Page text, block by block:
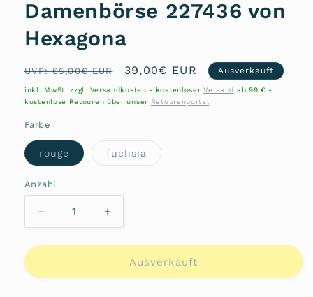
Damenbörse 227436 von
Hexagona
Normaler
Preis
UVP: 65,00€ EUR Verkaufspreis
39,00€ EUR Ausverkauft
inkl. MwSt. zzgl. Versandkosten - kostenloserVersand ab 99 € -
kostenlose Retouren über unser Retourenportal
Farbe
rougeVariante
ausverkauft
fuchsiaVariante
ausverkauft
Anzahl
Anzahl
Verringere
die
Menge
Damenbörse
Erhöhe
die
Menge
Damenbörse
Ausverkauft